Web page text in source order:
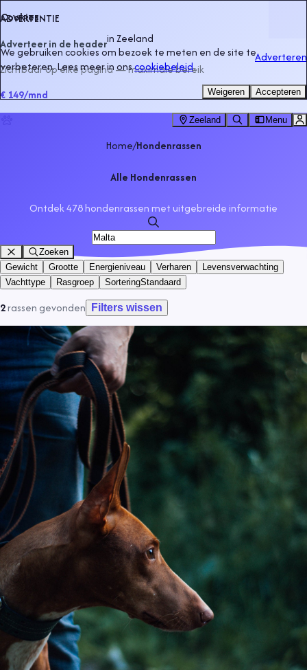
ADVERTENTIE
Adverteer in de headerinZeeland
Zichtbaar op elke pagina — maximale bereik
€ 149/mnd
Adverteren
Zeeland Menu
Home/Hondenrassen
Alle Hondenrassen
Ontdek 478 hondenrassen met uitgebreide informatie
Zoeken
Gewicht
Grootte Energieniveau Verharen
Levensverwachting
Vachttype
Rasgroep SorteringStandaard
2rassen gevonden Filters wissen
Cookies
We gebruiken cookies om bezoek te meten en de site te
verbeteren. Lees meer in onscookiebeleid.
Weigeren Accepteren